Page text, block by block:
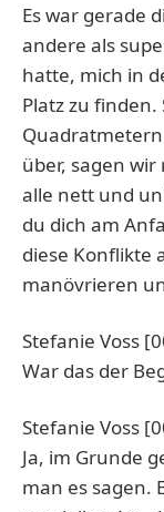
Es war gerade
andere als
hatte, mich in
Platz zu finden.
über, sagen wir
alle nett und
du dich am
diese Konflikte
manövrieren
Stefanie Voss
War das der
Stefanie Voss
Ja, im Grunde
man es sagen.